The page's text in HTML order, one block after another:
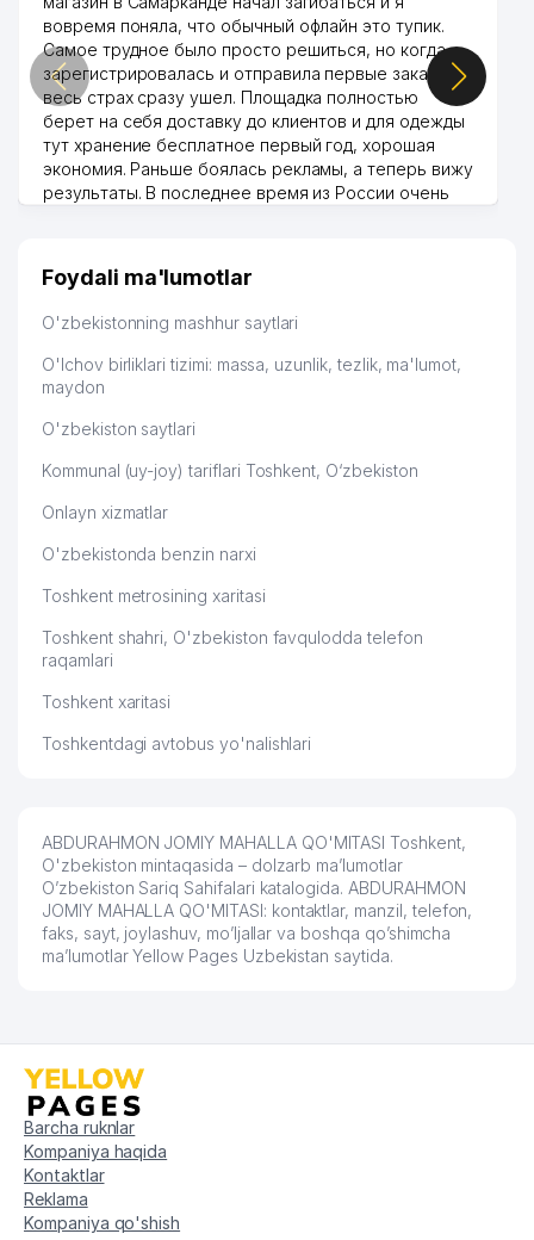
вовремя поняла, что обычный офлайн это тупик.
Самое трудное было просто решиться, но когда
зарегистрировалась и отправила первые заказы,
весь страх сразу ушел. Площадка полностью
берет на себя доставку до клиентов и для одежды
тут хранение бесплатное первый год, хорошая
экономия. Раньше боялась рекламы, а теперь вижу
результаты. В последнее время из России очень
дальше развиваюсь потихоньку😊
Hamida 03.08.2026 12:45:39
Foydali ma'lumotlar
O'zbekistonning mashhur saytlari
O'lchov birliklari tizimi: massa, uzunlik, tezlik, ma'lumot,
maydon
O'zbekiston saytlari
Kommunal (uy-joy) tariflari Toshkent, O‘zbekiston
Onlayn xizmatlar
O'zbekistonda benzin narxi
Toshkent metrosining xaritasi
Toshkent shahri, O'zbekiston favqulodda telefon
raqamlari
Toshkent xaritasi
Toshkentdagi avtobus yo'nalishlari
ABDURAHMON JOMIY MAHALLA QO'MITASI Toshkent,
O'zbekiston mintaqasida – dolzarb ma’lumotlar
O’zbekiston Sariq Sahifalari katalogida. ABDURAHMON
JOMIY MAHALLA QO'MITASI: kontaktlar, manzil, telefon,
faks, sayt, joylashuv, mo’ljallar va boshqa qo’shimcha
ma’lumotlar Yellow Pages Uzbekistan saytida.
Barcha ruknlar
Kompaniya haqida
Kontaktlar
Reklama
Kompaniya qo'shish